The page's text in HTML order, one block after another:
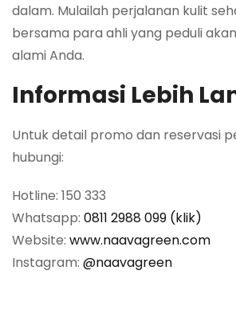
dalam. Mulailah perjalanan kulit
bersama para ahli yang peduli
alami Anda.
Informasi Lebih
Untuk detail promo dan reservasi
hubungi:
Hotline: 150 333
Whatsapp: 0811 2988 099 (klik)
Website: www.naavagreen.com
Instagram: @naavagreen